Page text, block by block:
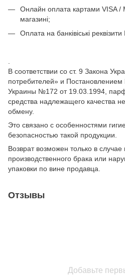
Онлайн оплата картами VISA /
магазині;
Оплата на банківіські реквізити
В соответствии со ст. 9 Закона
потребителей» и
Украины №172 от 19.03.1994,
средства надлежащего качества
обмену.
Это связано с особенностями
безопасностью такой продукции.
Возврат возможен только в
производственного брака или
упаковки по вине продавца.
Отзывы
Добавьте